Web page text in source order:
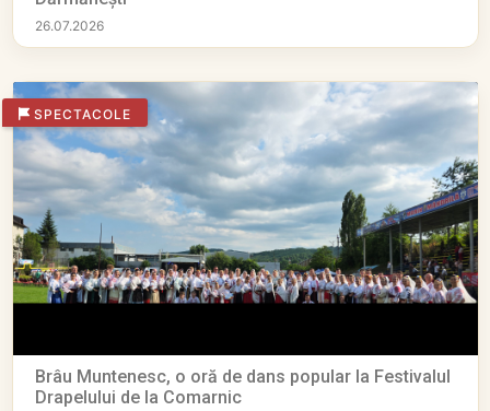
26.07.2026
SPECTACOLE
Brâu Muntenesc, o oră de dans popular la Festivalul
Drapelului de la Comarnic